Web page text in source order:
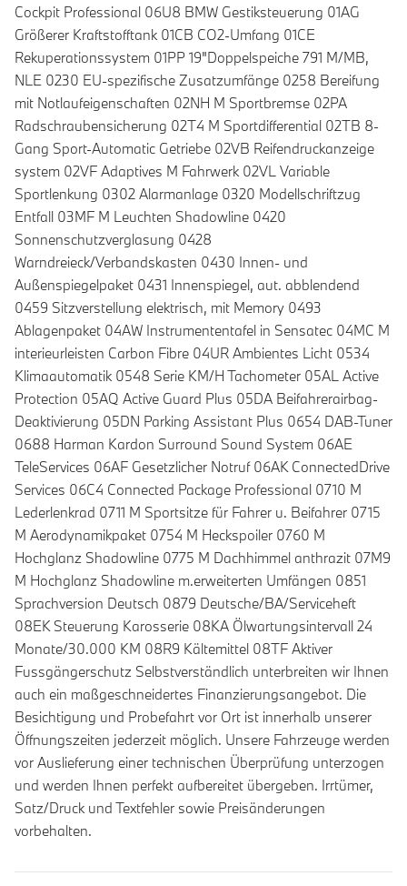
Cockpit Professional 06U8 BMW Gestiksteuerung 01AG
Größerer Kraftstofftank 01CB CO2-Umfang 01CE
Rekuperationssystem 01PP 19"Doppelspeiche 791 M/MB,
NLE 0230 EU-spezifische Zusatzumfänge 0258 Bereifung
mit Notlaufeigenschaften 02NH M Sportbremse 02PA
Radschraubensicherung 02T4 M Sportdifferential 02TB 8-
Gang Sport-Automatic Getriebe 02VB Reifendruckanzeige
system 02VF Adaptives M Fahrwerk 02VL Variable
Sportlenkung 0302 Alarmanlage 0320 Modellschriftzug
Entfall 03MF M Leuchten Shadowline 0420
Sonnenschutzverglasung 0428
Warndreieck/Verbandskasten 0430 Innen- und
Außenspiegelpaket 0431 Innenspiegel, aut. abblendend
0459 Sitzverstellung elektrisch, mit Memory 0493
Ablagenpaket 04AW Instrumententafel in Sensatec 04MC M
interieurleisten Carbon Fibre 04UR Ambientes Licht 0534
Klimaautomatik 0548 Serie KM/H Tachometer 05AL Active
Protection 05AQ Active Guard Plus 05DA Beifahrerairbag-
Deaktivierung 05DN Parking Assistant Plus 0654 DAB-Tuner
0688 Harman Kardon Surround Sound System 06AE
TeleServices 06AF Gesetzlicher Notruf 06AK ConnectedDrive
Services 06C4 Connected Package Professional 0710 M
Lederlenkrad 0711 M Sportsitze für Fahrer u. Beifahrer 0715
M Aerodynamikpaket 0754 M Heckspoiler 0760 M
Hochglanz Shadowline 0775 M Dachhimmel anthrazit 07M9
M Hochglanz Shadowline m.erweiterten Umfängen 0851
Sprachversion Deutsch 0879 Deutsche/BA/Serviceheft
08EK Steuerung Karosserie 08KA Ölwartungsintervall 24
Monate/30.000 KM 08R9 Kältemittel 08TF Aktiver
Fussgängerschutz Selbstverständlich unterbreiten wir Ihnen
auch ein maßgeschneidertes Finanzierungsangebot. Die
Besichtigung und Probefahrt vor Ort ist innerhalb unserer
Öffnungszeiten jederzeit möglich. Unsere Fahrzeuge werden
vor Auslieferung einer technischen Überprüfung unterzogen
und werden Ihnen perfekt aufbereitet übergeben. Irrtümer,
Satz/Druck und Textfehler sowie Preisänderungen
vorbehalten.